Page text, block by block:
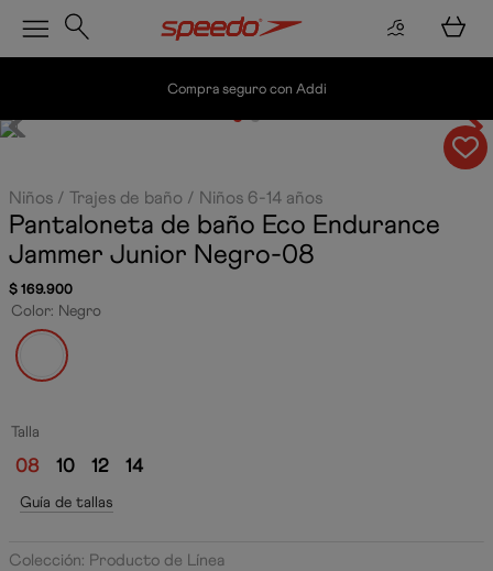
Compra seguro con Addi
Niños Trajes de baño Niños 6-14 años
Pantaloneta de baño Eco Endurance
Jammer Junior Negro-08
$169.900
Color: Negro
Talla
08 10 12 14
Guía de tallas
Colección: Producto de Línea